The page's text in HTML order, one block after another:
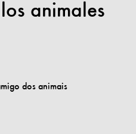
animales